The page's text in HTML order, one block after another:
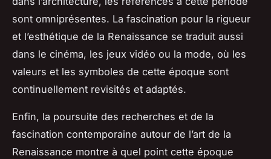
sont omniprésentes. La fascination pour la rigueur
et l’esthétique de la Renaissance se traduit aussi
dans le cinéma, les jeux vidéo ou la mode, où les
valeurs et les symboles de cette époque sont
continuellement revisités et adaptés.
Enfin, la poursuite des recherches et de la
fascination contemporaine autour de l’art de la
Renaissance montre à quel point cette époque